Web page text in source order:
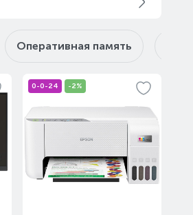
Под заказ
на витрине
Оперативная память
0-0-24 -2%